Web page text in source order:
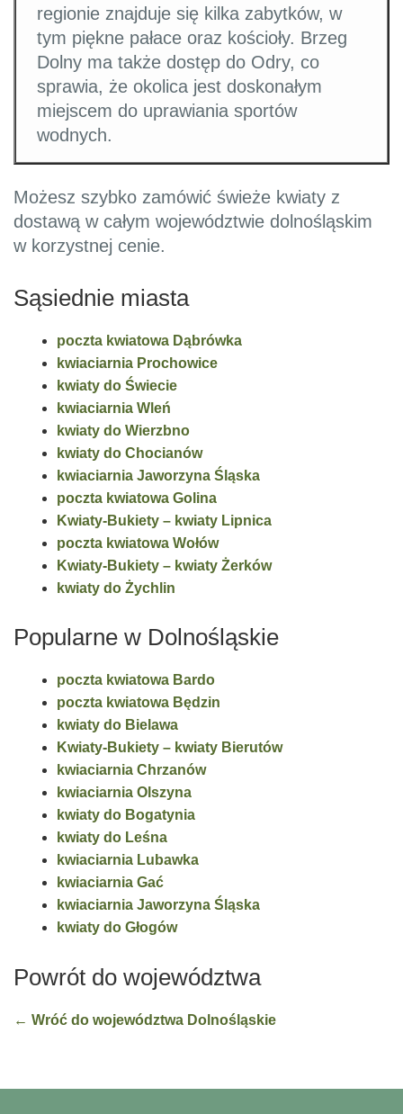
regionie znajduje się kilka zabytków, w
tym piękne pałace oraz kościoły. Brzeg
Dolny ma także dostęp do Odry, co
sprawia, że okolica jest doskonałym
miejscem do uprawiania sportów
wodnych.
Możesz szybko zamówić świeże kwiaty z
dostawą w całym województwie dolnośląskim
w korzystnej cenie.
Sąsiednie miasta
poczta kwiatowa Dąbrówka
kwiaciarnia Prochowice
kwiaty do Świecie
kwiaciarnia Wleń
kwiaty do Wierzbno
kwiaty do Chocianów
kwiaciarnia Jaworzyna Śląska
poczta kwiatowa Golina
Kwiaty-Bukiety – kwiaty Lipnica
poczta kwiatowa Wołów
Kwiaty-Bukiety – kwiaty Żerków
kwiaty do Żychlin
Popularne w Dolnośląskie
poczta kwiatowa Bardo
poczta kwiatowa Będzin
kwiaty do Bielawa
Kwiaty-Bukiety – kwiaty Bierutów
kwiaciarnia Chrzanów
kwiaciarnia Olszyna
kwiaty do Bogatynia
kwiaty do Leśna
kwiaciarnia Lubawka
kwiaciarnia Gać
kwiaciarnia Jaworzyna Śląska
kwiaty do Głogów
Powrót do województwa
← Wróć do województwa Dolnośląskie